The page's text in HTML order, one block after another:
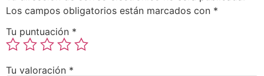
Los campos obligatorios están marcados con *
Tu puntuación *
Tu valoración *